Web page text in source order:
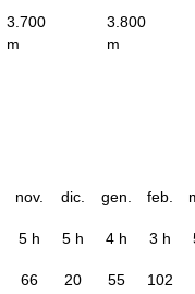
3.700
m
3.800
m
nov. dic. gen. feb.
5 h 5 h 4 h 3 h
66 20 55 102